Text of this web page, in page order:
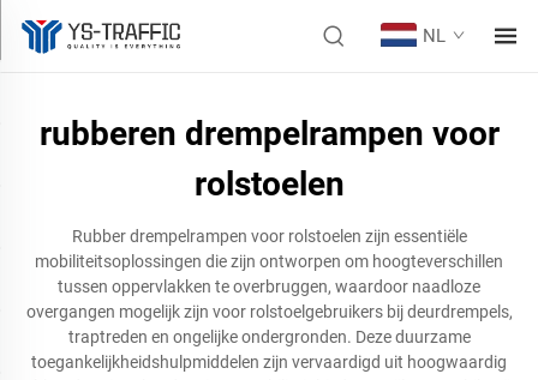
NL
rubberen drempelrampen voor
rolstoelen
Rubber drempelrampen voor rolstoelen zijn essentiële
mobiliteitsoplossingen die zijn ontworpen om hoogteverschillen
tussen oppervlakken te overbruggen, waardoor naadloze
overgangen mogelijk zijn voor rolstoelgebruikers bij deurdrempels,
traptreden en ongelijke ondergronden. Deze duurzame
toegankelijkheidshulpmiddelen zijn vervaardigd uit hoogwaardig